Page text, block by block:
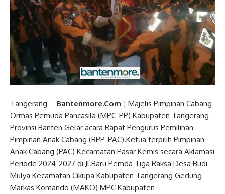
Tangerang – Bantenmore.Com ¦ Majelis Pimpinan Cabang
Ormas Pemuda Pancasila (MPC-PP) Kabupaten Tangerang
Provinsi Banten Gelar acara Rapat Pengurus Pemilihan
Pimpinan Anak Cabang (RPP-PAC).Ketua terpilih Pimpinan
Anak Cabang (PAC) Kecamatan Pasar Kemis secara Aklamasi
Periode 2024-2027 di Jl.Baru Pemda Tiga Raksa Desa Budi
Mulya Kecamatan Cikupa Kabupaten Tangerang Gedung
Markas Komando (MAKO) MPC Kabupaten